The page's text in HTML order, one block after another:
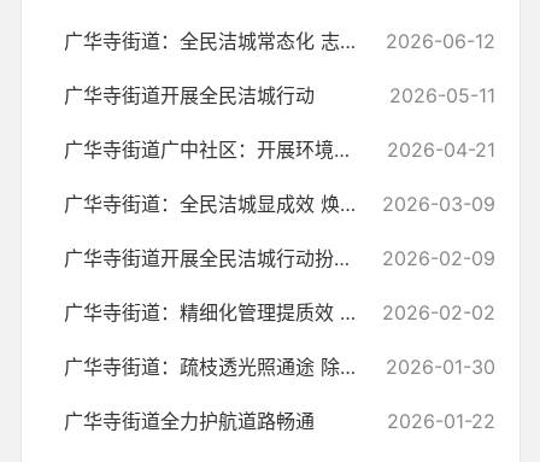
广华寺街道：全民洁城常态化 志愿红妆六月天 2026-06-12
广华寺街道开展全民洁城行动 2026-05-11
广华寺街道广中社区：开展环境整治攻坚行动 攻坚“六清”优环境 共建宜... 2026-04-21
广华寺街道：全民洁城显成效 焕新家园暖民心 2026-03-09
广华寺街道开展全民洁城行动扮靓家园 2026-02-09
广华寺街道：精细化管理提质效 扮靓家园迎新春 2026-02-02
广华寺街道：疏枝透光照通途 除患筑牢安全堤 2026-01-30
广华寺街道全力护航道路畅通 2026-01-22